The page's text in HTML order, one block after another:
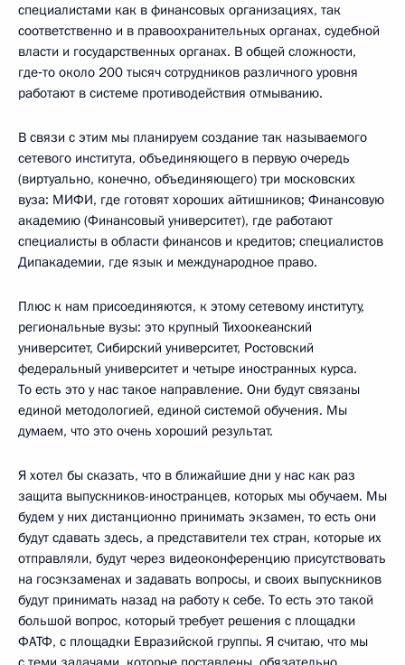
специалистами как в финансовых организациях, так
соответственно и в правоохранительных органах, судебной
власти и государственных органах. В общей сложности,
где‑то около 200 тысяч сотрудников различного уровня
работают в системе противодействия отмыванию.
В связи с этим мы планируем создание так называемого
сетевого института, объединяющего в первую очередь
(виртуально, конечно, объединяющего) три московских
вуза: МИФИ, где готовят хороших айтишников; Финансовую
академию (Финансовый университет), где работают
специалисты в области финансов и кредитов; специалистов
Дипакадемии, где язык и международное право.
Плюс к нам присоединяются, к этому сетевому институту,
региональные вузы: это крупный Тихоокеанский
университет, Сибирский университет, Ростовский
федеральный университет и четыре иностранных курса.
То есть это у нас такое направление. Они будут связаны
единой методологией, единой системой обучения. Мы
думаем, что это очень хороший результат.
Я хотел бы сказать, что в ближайшие дни у нас как раз
защита выпускников-иностранцев, которых мы обучаем. Мы
будем у них дистанционно принимать экзамен, то есть они
будут сдавать здесь, а представители тех стран, которые их
отправляли, будут через видеоконференцию присутствовать
на госэкзаменах и задавать вопросы, и своих выпускников
будут принимать назад на работу к себе. То есть это такой
большой вопрос, который требует решения с площадки
ФАТФ, с площадки Евразийской группы. Я считаю, что мы